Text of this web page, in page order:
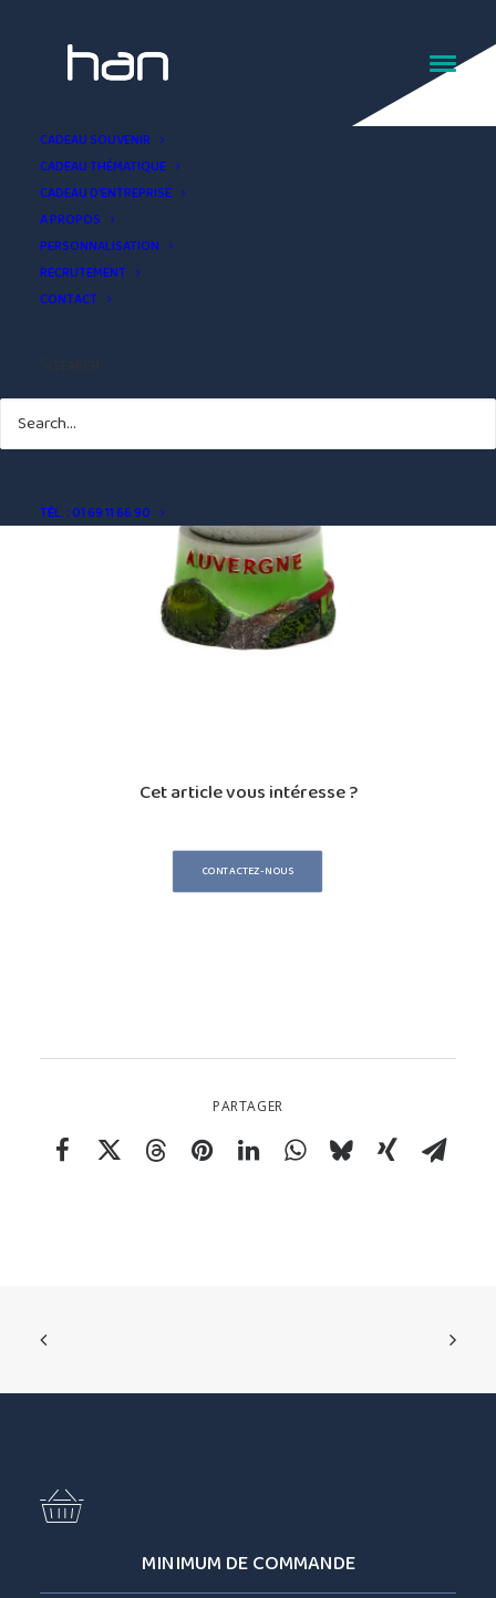
CADEAU SOUVENIR
CADEAU THÉMATIQUE
CADEAU D’ENTREPRISE
A PROPOS
PERSONNALISATION
RECRUTEMENT
CONTACT
TÉL. : 01 69 11 66 90
Cadeau souvenir boule à
neige Auvergne
Cet article vous intéresse ?
CONTACTEZ-NOUS
PARTAGER
MINIMUM DE COMMANDE